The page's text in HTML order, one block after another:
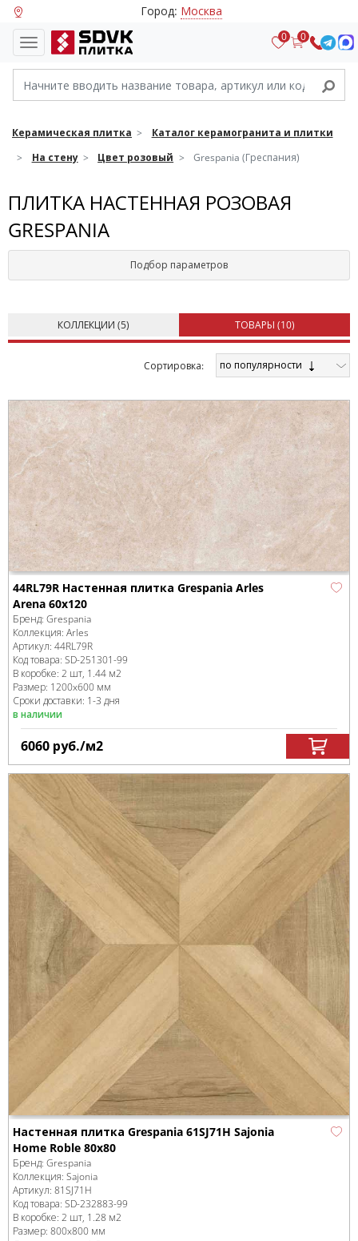
Город: Москва
0 0
Керамическая плитка
Каталог керамогранита и плитки
На стену
Цвет розовый Grespania (Греспания)
ПЛИТКА НАСТЕННАЯ РОЗОВАЯ
GRESPANIA
Подбор параметров
КОЛЛЕКЦИИ (5) ТОВАРЫ (10)
Cортировка: по популярности
44RL79R Настенная плитка Grespania Arles
Arena 60x120
Бренд: Grespania
Коллекция: Arles
Артикул: 44RL79R
Код товара: SD-251301-99
В коробке: 2 шт, 1.44 м2
Размер: 1200x600 мм
Сроки доставки: 1-3 дня
в наличии
6060 руб./м2
Настенная плитка Grespania 61SJ71H Sajonia
Home Roble 80x80
Бренд: Grespania
Коллекция: Sajonia
Артикул: 81SJ71H
Код товара: SD-232883-99
В коробке: 2 шт, 1.28 м2
Размер: 800x800 мм